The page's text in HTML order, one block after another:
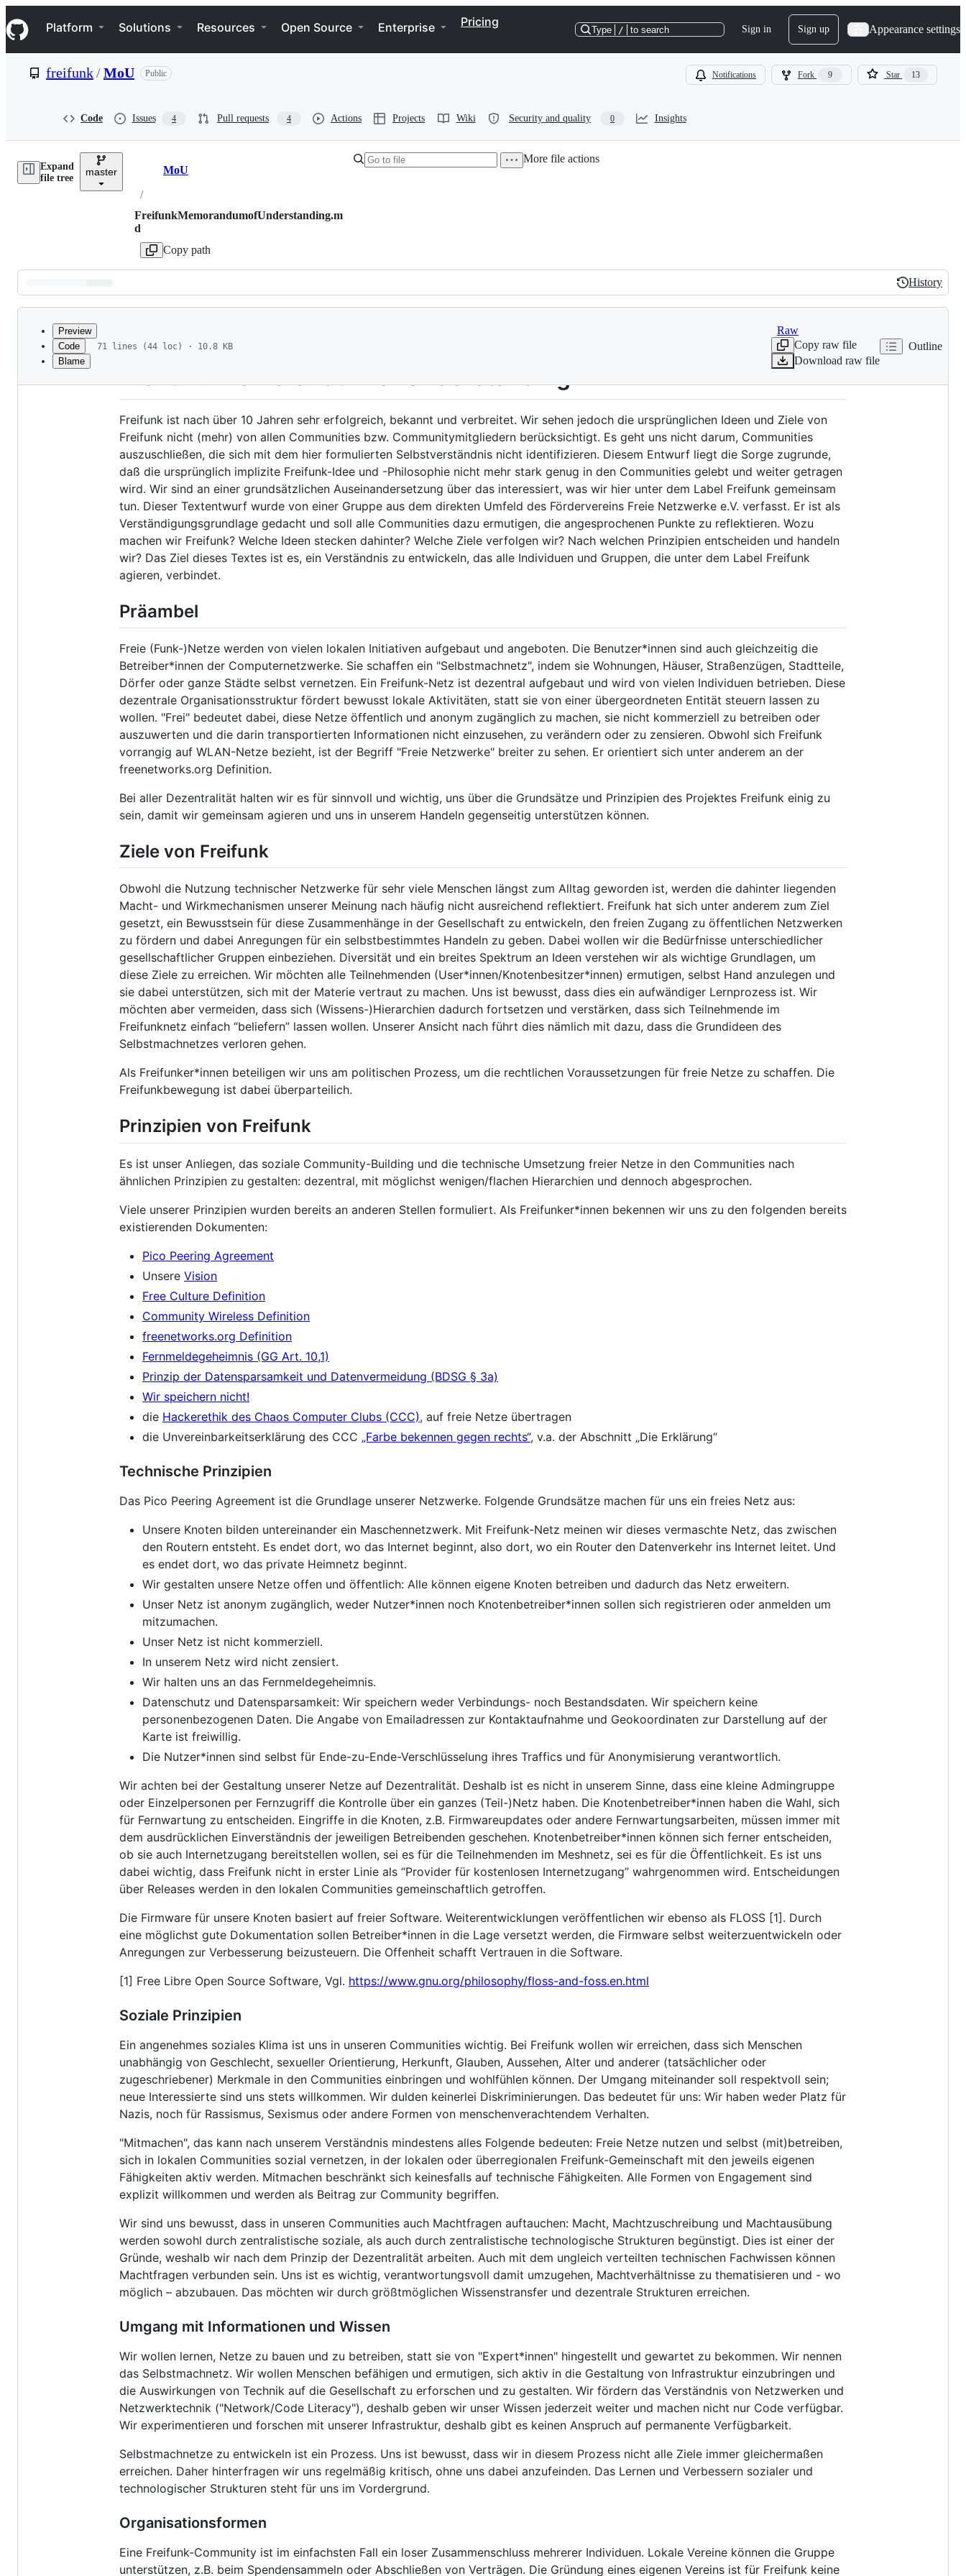
k
i
p
e
Navigation Menu
Platform Solutions Resources Open Source Enterprise Pricing
Type / to search Sign in Sign up Appearance settings
freifunk/MoU Public Notifications Fork 9 Star 13
Code Issues 4 Pull requests 4 Actions Projects Wiki Security and quality 0 Insights
Expand
file tree
master Breadcrumbs
MoU
/
FreifunkMemorandumofUnderstanding.m
d
Copy path
More file actions
Latest
commit
History
History
metadata
Preview
Code
Blame
71 lines (44 loc) · 10.8 KB
Raw
Copy raw file
Download raw file
Outline
Freifunk Memorandum of Understanding
Freifunk ist nach über 10 Jahren sehr erfolgreich, bekannt und verbreitet. Wir sehen jedoch die ursprünglichen Ideen und Ziele von
Freifunk nicht (mehr) von allen Communities bzw. Communitymitgliedern berücksichtigt. Es geht uns nicht darum, Communities
auszuschließen, die sich mit dem hier formulierten Selbstverständnis nicht identifizieren. Diesem Entwurf liegt die Sorge zugrunde,
daß die ursprünglich implizite Freifunk-Idee und -Philosophie nicht mehr stark genug in den Communities gelebt und weiter getragen
wird. Wir sind an einer grundsätzlichen Auseinandersetzung über das interessiert, was wir hier unter dem Label Freifunk gemeinsam
tun. Dieser Textentwurf wurde von einer Gruppe aus dem direkten Umfeld des Fördervereins Freie Netzwerke e.V. verfasst. Er ist als
Verständigungsgrundlage gedacht und soll alle Communities dazu ermutigen, die angesprochenen Punkte zu reflektieren. Wozu
machen wir Freifunk? Welche Ideen stecken dahinter? Welche Ziele verfolgen wir? Nach welchen Prinzipien entscheiden und handeln
wir? Das Ziel dieses Textes ist es, ein Verständnis zu entwickeln, das alle Individuen und Gruppen, die unter dem Label Freifunk
agieren, verbindet.
Präambel
Freie (Funk-)Netze werden von vielen lokalen Initiativen aufgebaut und angeboten. Die Benutzer*innen sind auch gleichzeitig die
Betreiber*innen der Computernetzwerke. Sie schaffen ein "Selbstmachnetz", indem sie Wohnungen, Häuser, Straßenzügen, Stadtteile,
Dörfer oder ganze Städte selbst vernetzen. Ein Freifunk-Netz ist dezentral aufgebaut und wird von vielen Individuen betrieben. Diese
dezentrale Organisationsstruktur fördert bewusst lokale Aktivitäten, statt sie von einer übergeordneten Entität steuern lassen zu
wollen. "Frei" bedeutet dabei, diese Netze öffentlich und anonym zugänglich zu machen, sie nicht kommerziell zu betreiben oder
auszuwerten und die darin transportierten Informationen nicht einzusehen, zu verändern oder zu zensieren. Obwohl sich Freifunk
vorrangig auf WLAN-Netze bezieht, ist der Begriff "Freie Netzwerke" breiter zu sehen. Er orientiert sich unter anderem an der
freenetworks.org Definition.
Bei aller Dezentralität halten wir es für sinnvoll und wichtig, uns über die Grundsätze und Prinzipien des Projektes Freifunk einig zu
sein, damit wir gemeinsam agieren und uns in unserem Handeln gegenseitig unterstützen können.
Ziele von Freifunk
Obwohl die Nutzung technischer Netzwerke für sehr viele Menschen längst zum Alltag geworden ist, werden die dahinter liegenden
Macht- und Wirkmechanismen unserer Meinung nach häufig nicht ausreichend reflektiert. Freifunk hat sich unter anderem zum Ziel
gesetzt, ein Bewusstsein für diese Zusammenhänge in der Gesellschaft zu entwickeln, den freien Zugang zu öffentlichen Netzwerken
zu fördern und dabei Anregungen für ein selbstbestimmtes Handeln zu geben. Dabei wollen wir die Bedürfnisse unterschiedlicher
gesellschaftlicher Gruppen einbeziehen. Diversität und ein breites Spektrum an Ideen verstehen wir als wichtige Grundlagen, um
diese Ziele zu erreichen. Wir möchten alle Teilnehmenden (User*innen/Knotenbesitzer*innen) ermutigen, selbst Hand anzulegen und
sie dabei unterstützen, sich mit der Materie vertraut zu machen. Uns ist bewusst, dass dies ein aufwändiger Lernprozess ist. Wir
möchten aber vermeiden, dass sich (Wissens-)Hierarchien dadurch fortsetzen und verstärken, dass sich Teilnehmende im
Freifunknetz einfach “beliefern” lassen wollen. Unserer Ansicht nach führt dies nämlich mit dazu, dass die Grundideen des
Selbstmachnetzes verloren gehen.
Als Freifunker*innen beteiligen wir uns am politischen Prozess, um die rechtlichen Voraussetzungen für freie Netze zu schaffen. Die
Freifunkbewegung ist dabei überparteilich.
Prinzipien von Freifunk
Es ist unser Anliegen, das soziale Community-Building und die technische Umsetzung freier Netze in den Communities nach
ähnlichen Prinzipien zu gestalten: dezentral, mit möglichst wenigen/flachen Hierarchien und dennoch abgesprochen.
Viele unserer Prinzipien wurden bereits an anderen Stellen formuliert. Als Freifunker*innen bekennen wir uns zu den folgenden bereits
existierenden Dokumenten:
Pico Peering Agreement
Unsere Vision
Free Culture Definition
Community Wireless Definition
freenetworks.org Definition
Fernmeldegeheimnis (GG Art. 10,1)
Prinzip der Datensparsamkeit und Datenvermeidung (BDSG § 3a)
Wir speichern nicht!
die Hackerethik des Chaos Computer Clubs (CCC), auf freie Netze übertragen
die Unvereinbarkeitserklärung des CCC „Farbe bekennen gegen rechts“, v.a. der Abschnitt „Die Erklärung“
Technische Prinzipien
Das Pico Peering Agreement ist die Grundlage unserer Netzwerke. Folgende Grundsätze machen für uns ein freies Netz aus:
Unsere Knoten bilden untereinander ein Maschennetzwerk. Mit Freifunk-Netz meinen wir dieses vermaschte Netz, das zwischen
den Routern entsteht. Es endet dort, wo das Internet beginnt, also dort, wo ein Router den Datenverkehr ins Internet leitet. Und
es endet dort, wo das private Heimnetz beginnt.
Wir gestalten unsere Netze offen und öffentlich: Alle können eigene Knoten betreiben und dadurch das Netz erweitern.
Unser Netz ist anonym zugänglich, weder Nutzer*innen noch Knotenbetreiber*innen sollen sich registrieren oder anmelden um
mitzumachen.
Unser Netz ist nicht kommerziell.
In unserem Netz wird nicht zensiert.
Wir halten uns an das Fernmeldegeheimnis.
Datenschutz und Datensparsamkeit: Wir speichern weder Verbindungs- noch Bestandsdaten. Wir speichern keine
personenbezogenen Daten. Die Angabe von Emailadressen zur Kontaktaufnahme und Geokoordinaten zur Darstellung auf der
Karte ist freiwillig.
Die Nutzer*innen sind selbst für Ende-zu-Ende-Verschlüsselung ihres Traffics und für Anonymisierung verantwortlich.
Wir achten bei der Gestaltung unserer Netze auf Dezentralität. Deshalb ist es nicht in unserem Sinne, dass eine kleine Admingruppe
oder Einzelpersonen per Fernzugriff die Kontrolle über ein ganzes (Teil-)Netz haben. Die Knotenbetreiber*innen haben die Wahl, sich
für Fernwartung zu entscheiden. Eingriffe in die Knoten, z.B. Firmwareupdates oder andere Fernwartungsarbeiten, müssen immer mit
dem ausdrücklichen Einverständnis der jeweiligen Betreibenden geschehen. Knotenbetreiber*innen können sich ferner entscheiden,
ob sie auch Internetzugang bereitstellen wollen, sei es für die Teilnehmenden im Meshnetz, sei es für die Öffentlichkeit. Es ist uns
dabei wichtig, dass Freifunk nicht in erster Linie als “Provider für kostenlosen Internetzugang” wahrgenommen wird. Entscheidungen
über Releases werden in den lokalen Communities gemeinschaftlich getroffen.
Die Firmware für unsere Knoten basiert auf freier Software. Weiterentwicklungen veröffentlichen wir ebenso als FLOSS [1]. Durch
eine möglichst gute Dokumentation sollen Betreiber*innen in die Lage versetzt werden, die Firmware selbst weiterzuentwickeln oder
Anregungen zur Verbesserung beizusteuern. Die Offenheit schafft Vertrauen in die Software.
[1] Free Libre Open Source Software, Vgl. https://www.gnu.org/philosophy/floss-and-foss.en.html
Soziale Prinzipien
Ein angenehmes soziales Klima ist uns in unseren Communities wichtig. Bei Freifunk wollen wir erreichen, dass sich Menschen
unabhängig von Geschlecht, sexueller Orientierung, Herkunft, Glauben, Aussehen, Alter und anderer (tatsächlicher oder
zugeschriebener) Merkmale in den Communities einbringen und wohlfühlen können. Der Umgang miteinander soll respektvoll sein;
neue Interessierte sind uns stets willkommen. Wir dulden keinerlei Diskriminierungen. Das bedeutet für uns: Wir haben weder Platz für
Nazis, noch für Rassismus, Sexismus oder andere Formen von menschenverachtendem Verhalten.
"Mitmachen", das kann nach unserem Verständnis mindestens alles Folgende bedeuten: Freie Netze nutzen und selbst (mit)betreiben,
sich in lokalen Communities sozial vernetzen, in der lokalen oder überregionalen Freifunk-Gemeinschaft mit den jeweils eigenen
Fähigkeiten aktiv werden. Mitmachen beschränkt sich keinesfalls auf technische Fähigkeiten. Alle Formen von Engagement sind
explizit willkommen und werden als Beitrag zur Community begriffen.
Wir sind uns bewusst, dass in unseren Communities auch Machtfragen auftauchen: Macht, Machtzuschreibung und Machtausübung
werden sowohl durch zentralistische soziale, als auch durch zentralistische technologische Strukturen begünstigt. Dies ist einer der
Gründe, weshalb wir nach dem Prinzip der Dezentralität arbeiten. Auch mit dem ungleich verteilten technischen Fachwissen können
Machtfragen verbunden sein. Uns ist es wichtig, verantwortungsvoll damit umzugehen, Machtverhältnisse zu thematisieren und - wo
möglich – abzubauen. Das möchten wir durch größtmöglichen Wissenstransfer und dezentrale Strukturen erreichen.
Umgang mit Informationen und Wissen
Wir wollen lernen, Netze zu bauen und zu betreiben, statt sie von "Expert*innen" hingestellt und gewartet zu bekommen. Wir nennen
das Selbstmachnetz. Wir wollen Menschen befähigen und ermutigen, sich aktiv in die Gestaltung von Infrastruktur einzubringen und
die Auswirkungen von Technik auf die Gesellschaft zu erforschen und zu gestalten. Wir fördern das Verständnis von Netzwerken und
Netzwerktechnik ("Network/Code Literacy"), deshalb geben wir unser Wissen jederzeit weiter und machen nicht nur Code verfügbar.
Wir experimentieren und forschen mit unserer Infrastruktur, deshalb gibt es keinen Anspruch auf permanente Verfügbarkeit.
Selbstmachnetze zu entwickeln ist ein Prozess. Uns ist bewusst, dass wir in diesem Prozess nicht alle Ziele immer gleichermaßen
erreichen. Daher hinterfragen wir uns regelmäßig kritisch, ohne uns dabei anzufeinden. Das Lernen und Verbessern sozialer und
technologischer Strukturen steht für uns im Vordergrund.
Organisationsformen
Eine Freifunk-Community ist im einfachsten Fall ein loser Zusammenschluss mehrerer Individuen. Lokale Vereine können die Gruppe
unterstützen, z.B. beim Spendensammeln oder Abschließen von Verträgen. Die Gründung eines eigenen Vereins ist für Freifunk keine